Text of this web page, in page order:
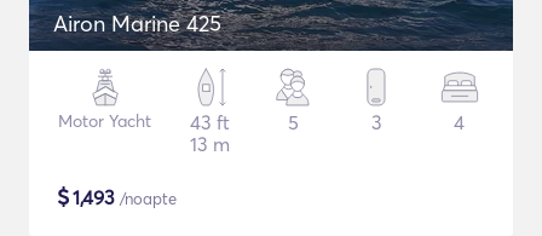
Airon Marine 425
Motor Yacht
43 ft
13 m
5 3 4
$1,493 /noapte